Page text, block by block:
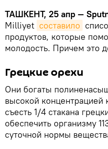
ТАШКЕНТ, 25 апр —
Milliyet составило
продуктов, которые
молодость. Причем это
Грецкие орехи
Они богаты
высокой концентрацией
съесть 1/4 стакана
обеспечить организму
суточной нормы